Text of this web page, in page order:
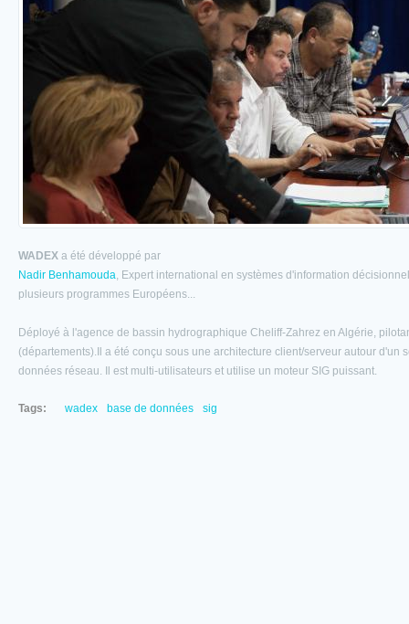
WADEX a été développé par
Nadir Benhamouda, Expert international en systèmes d'information
plusieurs programmes Européens...
Déployé à l'agence de bassin hydrographique Cheliff-Zahrez en Algérie,
(départements).Il a été conçu sous une architecture client/serveur autour d'un
données réseau. Il est multi-utilisateurs et utilise un moteur SIG puissant.
Tags: wadex base de données sig